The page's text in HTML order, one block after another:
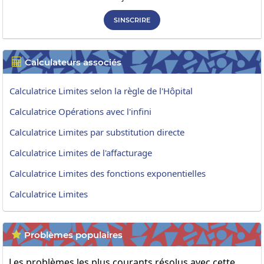
SINSCRIRE
 Calculateurs associés
Calculatrice Limites selon la règle de l'Hôpital
Calculatrice Opérations avec l'infini
Calculatrice Limites par substitution directe
Calculatrice Limites de l'affacturage
Calculatrice Limites des fonctions exponentielles
Calculatrice Limites
 Problèmes populaires